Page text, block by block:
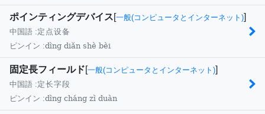
ポインティングデバイス[一般(コンピュータとインターネット)]
中国語 :定点设备
ピンイン :dìng diǎn shè bèi
固定長フィールド[一般(コンピュータとインターネット)]
中国語 :定长字段
ピンイン :dìng cháng zì duàn